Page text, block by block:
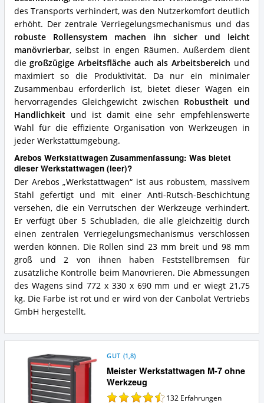
des Transports verhindert, was den Nutzerkomfort deutlich
erhöht. Der zentrale Verriegelungsmechanismus und das
robuste Rollensystem machen ihn sicher und leicht
manövrierbar, selbst in engen Räumen. Außerdem dient
diegroßzügige Arbeitsfläche auch als Arbeitsbereich und
maximiert so die Produktivität. Da nur ein minimaler
Zusammenbau erforderlich ist, bietet dieser Wagen ein
hervorragendes Gleichgewicht zwischen Robustheit und
Handlichkeitund ist damit eine sehr empfehlenswerte
Wahl für die effiziente Organisation von Werkzeugen in
jeder Werkstattumgebung.
Arebos Werkstattwagen Zusammenfassung: Was bietet
dieser Werkstattwagen (leer)?
Der Arebos „Werkstattwagen“ ist aus robustem, massivem
Stahl gefertigt und mit einer Anti-Rutsch-Beschichtung
versehen, die ein Verrutschen der Werkzeuge verhindert.
Er verfügt über 5 Schubladen, die alle gleichzeitig durch
einen zentralen Verriegelungsmechanismus verschlossen
werden können. Die Rollen sind 23 mm breit und 98 mm
groß und 2 von ihnen haben Feststellbremsen für
zusätzliche Kontrolle beim Manövrieren. Die Abmessungen
des Wagens sind 772 x 330 x 690 mm und er wiegt 21,75
kg. Die Farbe ist rot und er wird von der Canbolat Vertriebs
GmbH hergestellt.
Meister Werkstattwagen M-7 ohne
Werkzeug
GUT (1,8)
132 Erfahrungen